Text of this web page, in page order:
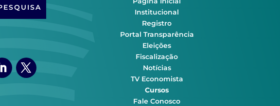
Institucional
Registro
Portal Transparência
Eleições
Fiscalização
Notícias
TV Economista
Cursos
Fale Conosco